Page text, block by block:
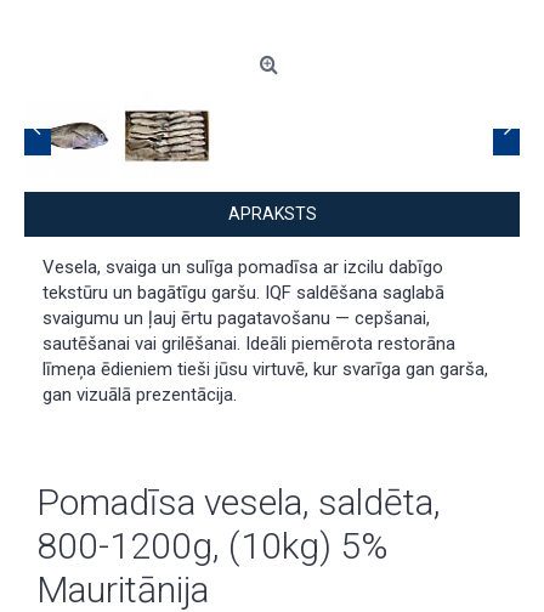
APRAKSTS
Vesela, svaiga un sulīga pomadīsa ar izcilu dabīgo
tekstūru un bagātīgu garšu. IQF saldēšana saglabā
svaigumu un ļauj ērtu pagatavošanu — cepšanai,
sautēšanai vai grilēšanai. Ideāli piemērota restorāna
līmeņa ēdieniem tieši jūsu virtuvē, kur svarīga gan garša,
gan vizuālā prezentācija.
Pomadīsa vesela, saldēta,
800-1200g, (10kg) 5%
Mauritānija